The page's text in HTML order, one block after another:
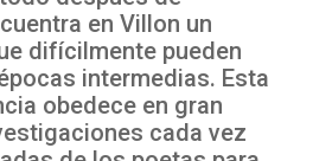
en Villon un
difícilmente pueden
intermedias. Esta
obedece en gran
cada vez